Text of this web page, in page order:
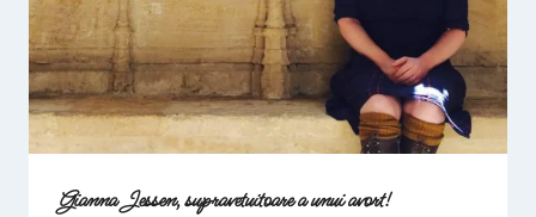
Gianna Jessen, supravetuitoare a unui avort!